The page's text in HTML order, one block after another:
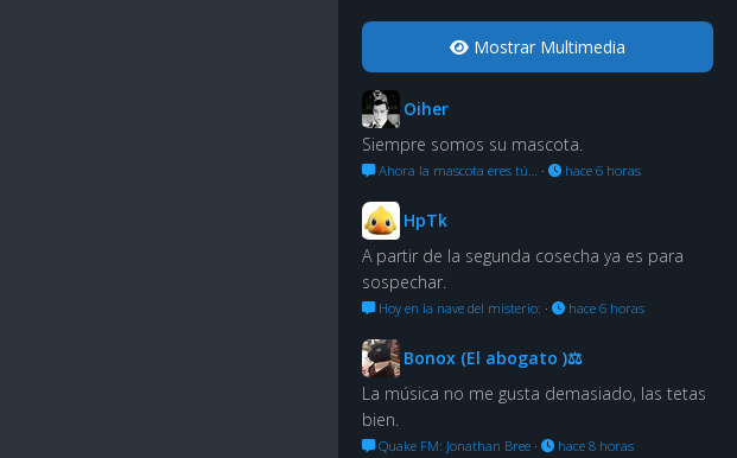
Mostrar Multimedia
Oiher
Siempre somos su mascota.
Ahora la mascota eres tú… · hace 6 horas
HpTk
A partir de la segunda cosecha ya es para
sospechar.
Hoy en la nave del misterio: · hace 6 horas
Bonox (El abogato )⚖
La música no me gusta demasiado, las tetas
bien.
Quake FM: Jonathan Bree · hace 8 horas